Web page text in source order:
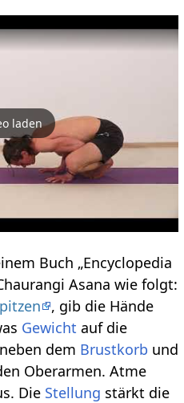
laden
Buch „Encyclopedia
Asana wie folgt:
, gib die Hände
Gewicht auf die
neben dem Brustkorb und
Oberarmen. Atme
Die Stellung stärkt die